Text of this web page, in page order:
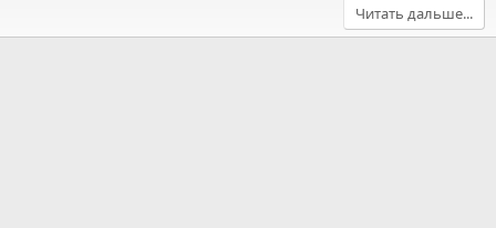
Читать дальше...